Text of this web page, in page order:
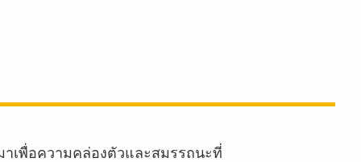
เพื่อความคล่องตัวและสมรรถนะที่